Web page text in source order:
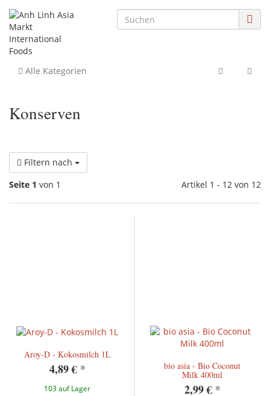
Alle Kategorien
Konserven
Filtern nach
Seite 1 von 1 Artikel 1 - 12 von 12
Aroy-D - Kokosmilch 1L
4,89 € *
103 auf Lager
bio asia - Bio Coconut
Milk 400ml
2,99 € *